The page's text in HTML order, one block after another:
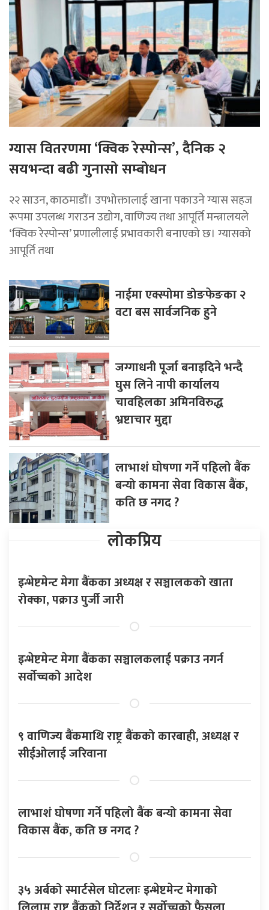
ग्यास वितरणमा ‘क्विक रेस्पोन्स’, दैनिक २
सयभन्दा बढी गुनासो सम्बोधन
२२ साउन, काठमाडाैं। उपभोक्तालाई खाना पकाउने ग्यास सहज
रूपमा उपलब्ध गराउन उद्योग, वाणिज्य तथा आपूर्ति मन्त्रालयले
‘क्विक रेस्पोन्स’ प्रणालीलाई प्रभावकारी बनाएको छ। ग्यासको
आपूर्ति तथा
नाईमा एक्स्पोमा डोङफेङका २
वटा बस सार्वजनिक हुने
जग्गाधनी पूर्जा बनाइदिने भन्दै
घुस लिने नापी कार्यालय
चावहिलका अमिनविरुद्ध
भ्रष्टाचार मुद्दा
लाभाशं घोषणा गर्ने पहिलो बैंक
बन्यो कामना सेवा विकास बैंक,
कति छ नगद ?
लोकप्रिय
इन्भेष्टमेन्ट मेगा बैंकका अध्यक्ष र सञ्चालकको खाता
रोक्का, पक्राउ पुर्जी जारी
इन्भेष्टमेन्ट मेगा बैंकका सञ्चालकलाई पक्राउ नगर्न
सर्वोच्चको आदेश
९ वाणिज्य बैंकमाथि राष्ट्र बैंकको कारबाही, अध्यक्ष र
सीईओलाई जरिवाना
लाभाशं घोषणा गर्ने पहिलो बैंक बन्यो कामना सेवा
विकास बैंक, कति छ नगद ?
३५ अर्बको स्मार्टसेल घोटलाः इन्भेष्टमेन्ट मेगाको